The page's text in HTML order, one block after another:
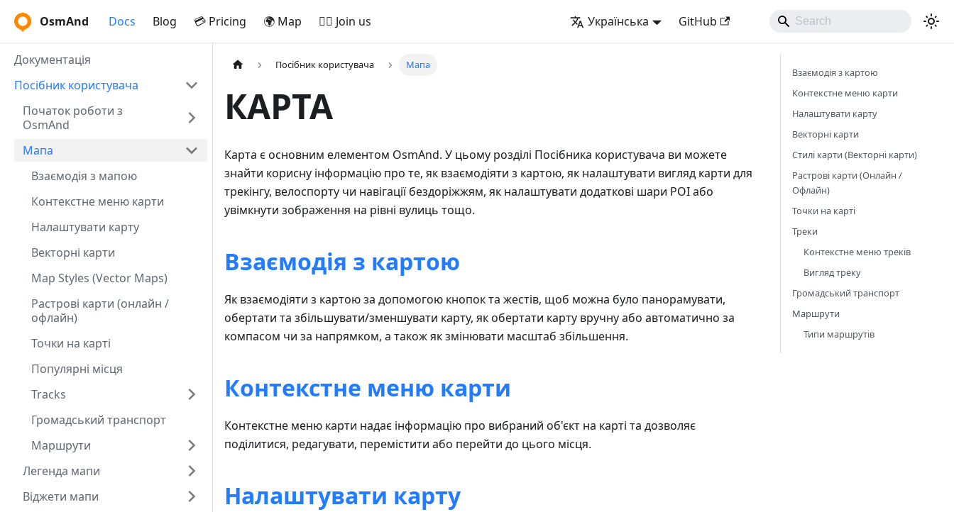
OsmAnd Docs Blog 💳 Pricing 🌍 Map 🚵‍♂️ Join us Українська GitHub
Документація
Посібник користувача
Початок роботи з
OsmAnd
Мапа
Взаємодія з мапою
Контекстне меню карти
Налаштувати карту
Векторні карти
Map Styles (Vector Maps)
Растрові карти (онлайн /
офлайн)
Точки на карті
Популярні місця
Tracks
Громадський транспорт
Маршрути
Легенда мапи
Віджети мапи
Посібник користувача Мапа
КАРТА
Карта є основним елементом OsmAnd. У цьому розділі Посібника користувача ви можете
знайти корисну інформацію про те, як взаємодіяти з картою, як налаштувати вигляд карти для
трекінгу, велоспорту чи навігації бездоріжжям, як налаштувати додаткові шари POI або
увімкнути зображення на рівні вулиць тощо.
Взаємодія з картою
Як взаємодіяти з картою за допомогою кнопок та жестів, щоб можна було панорамувати,
обертати та збільшувати/зменшувати карту, як обертати карту вручну або автоматично за
компасом чи за напрямком, а також як змінювати масштаб збільшення.
Контекстне меню карти
Контекстне меню карти надає інформацію про вибраний об'єкт на карті та дозволяє
поділитися, редагувати, перемістити або перейти до цього місця.
Налаштувати карту
Взаємодія з картою
Контекстне меню карти
Налаштувати карту
Векторні карти
Стилі карти (Векторні карти)
Растрові карти (Онлайн /
Офлайн)
Точки на карті
Треки
Контекстне меню треків
Вигляд треку
Громадський транспорт
Маршрути
Типи маршрутів